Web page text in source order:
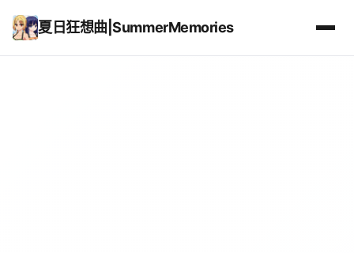
夏日狂想曲|SummerMemories